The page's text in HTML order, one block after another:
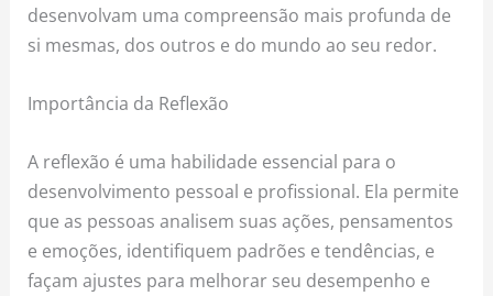
desenvolvam uma compreensão mais profunda de
si mesmas, dos outros e do mundo ao seu redor.
Importância da Reflexão
A reflexão é uma habilidade essencial para o
desenvolvimento pessoal e profissional. Ela permite
que as pessoas analisem suas ações, pensamentos
e emoções, identifiquem padrões e tendências, e
façam ajustes para melhorar seu desempenho e